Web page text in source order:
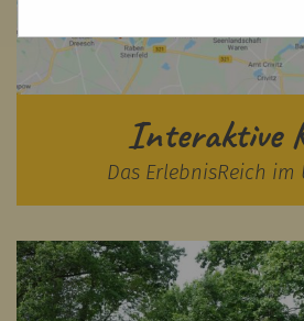
Interaktive
Das ErlebnisReich